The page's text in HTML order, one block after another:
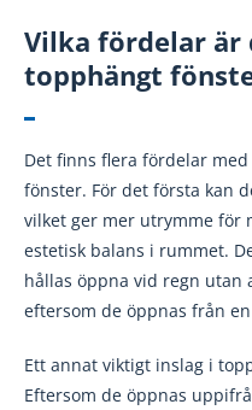
Vilka fördelar är
topphängt
Det finns flera fördelar
fönster. För det första kan
vilket ger mer utrymme för
estetisk balans i rummet.
hållas öppna vid regn
eftersom de öppnas från
Ett annat viktigt inslag i
Eftersom de öppnas